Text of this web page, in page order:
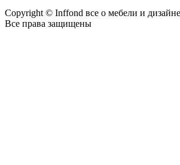
Copyright © Inffond все о мебели и
Все права защищены